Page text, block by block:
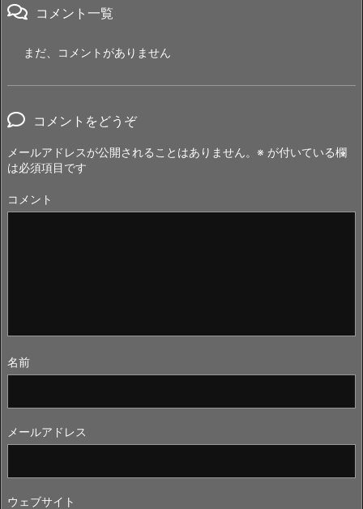
コメント一覧
まだ、コメントがありません
コメントをどうぞ
メールアドレスが公開されることはありません。 ※ が付いている欄
は必須項目です
コメント
名前
メールアドレス
ウェブサイト